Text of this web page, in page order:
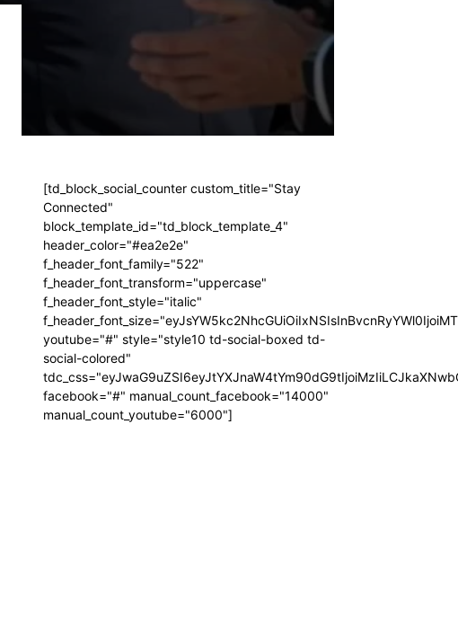
[td_block_social_counter custom_title="Stay
Connected"
block_template_id="td_block_template_4"
header_color="#ea2e2e"
f_header_font_family="522"
f_header_font_transform="uppercase"
f_header_font_style="italic"
youtube="#" style="style10 td-social-boxed td-
social-colored"
facebook="#" manual_count_facebook="14000"
manual_count_youtube="6000"]